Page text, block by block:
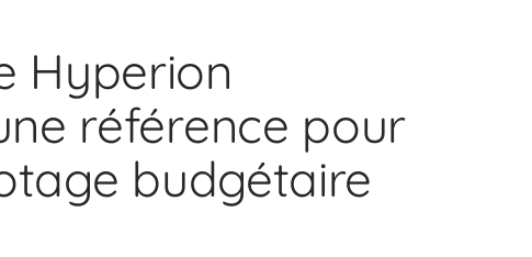
Hyperion
référence pour
budgétaire